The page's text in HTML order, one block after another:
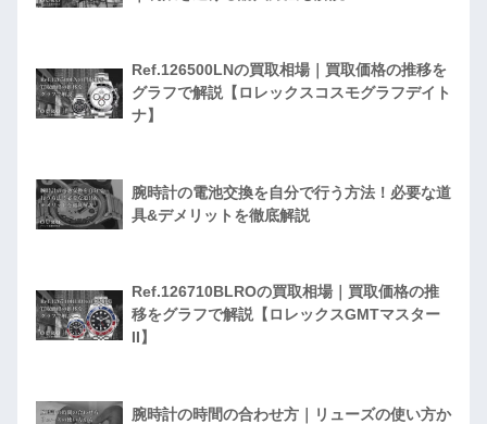
Ref.126500LNの買取相場｜買取価格の推移を
グラフで解説【ロレックスコスモグラフデイト
ナ】
腕時計の電池交換を自分で行う方法！必要な道
具&デメリットを徹底解説
Ref.126710BLROの買取相場｜買取価格の推
移をグラフで解説【ロレックスGMTマスター
II】
腕時計の時間の合わせ方｜リューズの使い方か